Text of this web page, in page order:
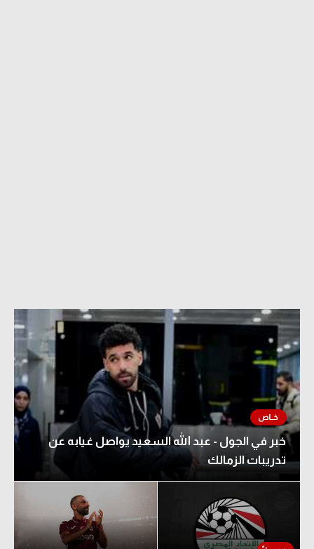
خبر في الجول - عبد الله السعيد يواصل غيابه عن
تدريبات الزمالك